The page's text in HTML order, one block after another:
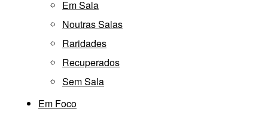
Em Sala
Noutras Salas
Raridades
Recuperados
Sem Sala
Em Foco